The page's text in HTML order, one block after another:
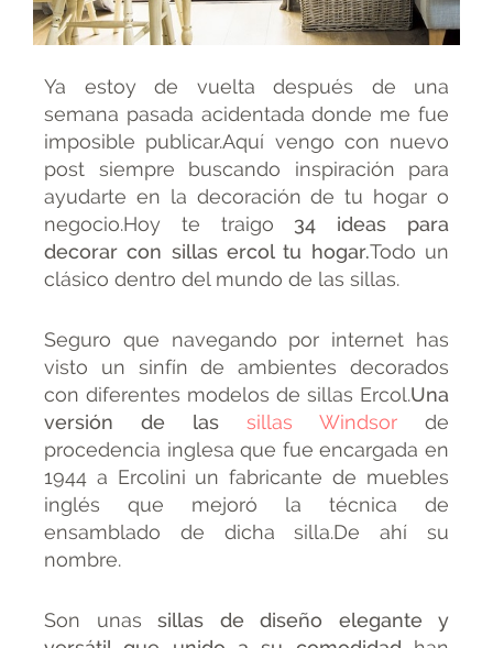
Ya estoy de vuelta después de una
semana pasada acidentada donde me fue
imposible publicar.Aquí vengo con nuevo
post siempre buscando inspiración para
ayudarte en la decoración de tu hogar o
negocio.Hoy te traigo 34 ideas para
decorar con sillas ercol tu hogar.Todo un
clásico dentro del mundo de las sillas.
Seguro que navegando por internet has
visto un sinfín de ambientes decorados
con diferentes modelos de sillas Ercol.Una
versión de las
sillas Windsor de
procedencia inglesa que fue encargada en
1944 a Ercolini un fabricante de muebles
inglés que mejoró la técnica de
ensamblado de dicha silla.De ahí su
nombre.
Son unas sillas de diseño elegante y